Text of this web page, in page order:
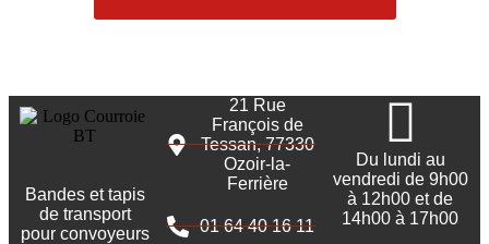
Bandes et tapis
de transport
pour convoyeurs
21 Rue
François de
Tessan, 77330
Ozoir-la-
Ferrière
01 64 40 16 11
Du lundi au
vendredi de 9h00
à 12h00 et de
14h00 à 17h00